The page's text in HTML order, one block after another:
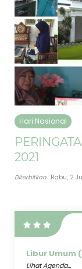
Hari Nasional
2021
Diterbitkan: Rabu, 2
Libur Umum
Lihat Agenda...